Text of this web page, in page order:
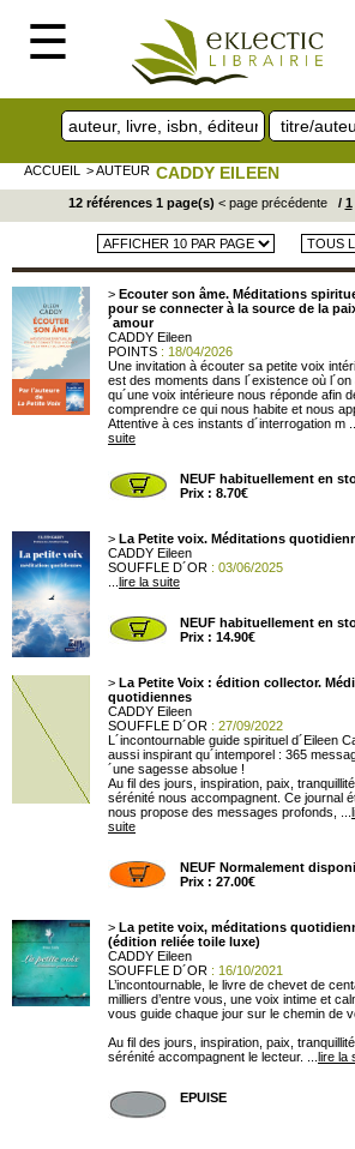
☰
ACCUEIL > AUTEUR CADDY EILEEN
12 références 1 page(s) < page précédente/ 1
> Ecouter son âme. Méditations
pour se connecter à la source de la
´amour
CADDY Eileen
POINTS : 18/04/2026
Une invitation à écouter sa petite voix
est des moments dans l´existence où l´on
qu´une voix intérieure nous réponde afin
comprendre ce qui nous habite et nous
Attentive à ces instants d´interrogation m ...
suite
NEUF habituellement en
Prix : 8.70€
> La Petite voix. Méditations
CADDY Eileen
SOUFFLE D´OR : 03/06/2025
lire la suite
NEUF habituellement en
Prix : 14.90€
> La Petite Voix : édition collector.
quotidiennes
CADDY Eileen
SOUFFLE D´OR : 27/09/2022
L´incontournable guide spirituel d´Eileen
aussi inspirant qu´intemporel : 365
´une sagesse absolue !
Au fil des jours, inspiration, paix,
sérénité nous accompagnent. Ce journal
nous propose des messages profonds, ...
suite
NEUF Normalement
Prix : 27.00€
> La petite voix, méditations
(édition reliée toile luxe)
CADDY Eileen
SOUFFLE D´OR : 16/10/2021
L’incontournable, le livre de chevet de
milliers d’entre vous, une voix intime et
vous guide chaque jour sur le chemin de
Au fil des jours, inspiration, paix,
sérénité accompagnent le lecteur. ... lire la
EPUISE